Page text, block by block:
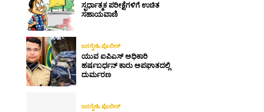
ಸ್ಪರ್ಧಾತ್ಮಕ ಪರೀಕ್ಷೆಗಳಿಗೆ ಉಚಿತ
ಸಹಾಯವಾಣಿ
ಜನಸ್ನೇಹಿ ಪೊಲೀಸ್
ಯುವ ಐಪಿಎಸ್ ಅಧಿಕಾರಿ
ಹರ್ಷಬರ್ಧನ್ ಕಾರು ಅಪಘಾತದಲ್ಲಿ
ದುರ್ಮರಣ
ಜನಸ್ನೇಹಿ ಪೊಲೀಸ್